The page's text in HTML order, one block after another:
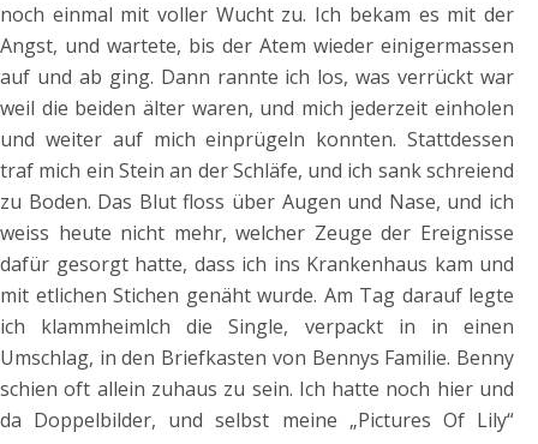
noch einmal mit voller Wucht zu. Ich bekam es mit der
Angst, und wartete, bis der Atem wieder einigermassen
auf und ab ging. Dann rannte ich los, was verrückt war
weil die beiden älter waren, und mich jederzeit einholen
und weiter auf mich einprügeln konnten. Stattdessen
traf mich ein Stein an der Schläfe, und ich sank schreiend
zu Boden. Das Blut floss über Augen und Nase, und ich
weiss heute nicht mehr, welcher Zeuge der Ereignisse
dafür gesorgt hatte, dass ich ins Krankenhaus kam und
mit etlichen Stichen genäht wurde. Am Tag darauf legte
ich klammheimlch die Single, verpackt in in einen
Umschlag, in den Briefkasten von Bennys Familie. Benny
schien oft allein zuhaus zu sein. Ich hatte noch hier und
da Doppelbilder, und selbst meine „Pictures Of Lily“